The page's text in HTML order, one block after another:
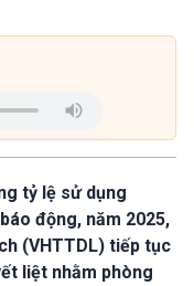
tỷ lệ sử dụng
động, năm 2025,
(VHTTDL) tiếp tục
liệt nhằm phòng